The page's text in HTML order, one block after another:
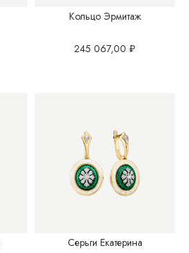
Кольцо Эрмитаж
245 067,00 ₽
Серьги Екатерина